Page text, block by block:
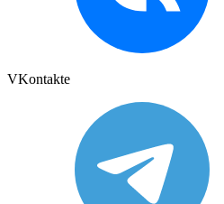
VKontakte